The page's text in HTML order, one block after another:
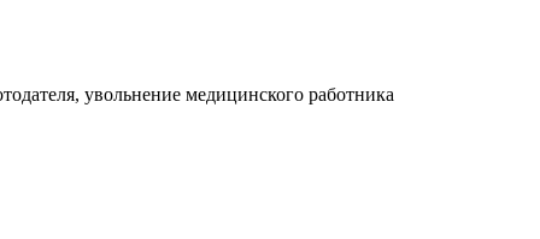
увольнение медицинского работника